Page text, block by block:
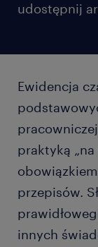
udostępnij
Ewidencja
praktyką
przepisów.
innych